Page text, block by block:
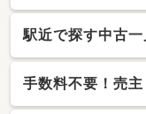
駅近で探す中古一
手数料不要！売